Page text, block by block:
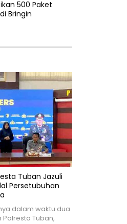
500 Paket
Bringin
Tuban Jazuli
Persetubuhan
dalam waktu dua
Tuban,